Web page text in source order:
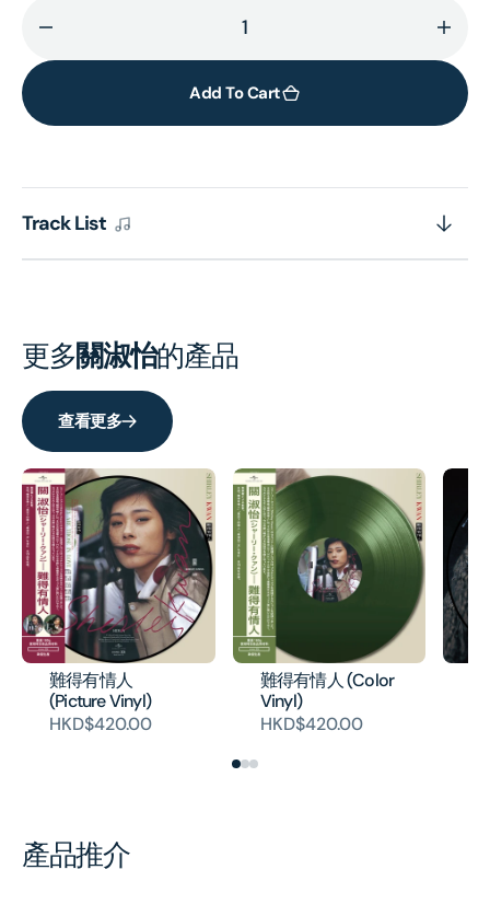
quantity
MULTIVERSE
55TH
ANNIVERSARY
(2CD)
for
55TH
Add To Cart
Track List
更多關淑怡的產品
查看更多
難得有情人
(Picture Vinyl)
HKD$420.00
難得有情人 (Color
Vinyl)
HKD$420.00
產品推介